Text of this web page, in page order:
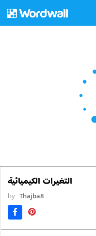
التغيرات الكيميائية
by Thajba8